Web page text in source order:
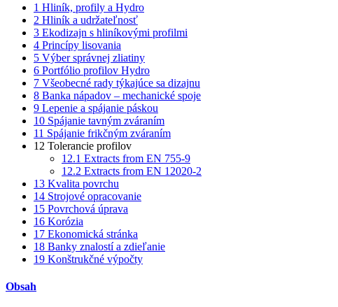
1 Hliník, profily a Hydro
2 Hliník a udržateľnosť
3 Ekodizajn s hliníkovými profilmi
4 Princípy lisovania
5 Výber správnej zliatiny
6 Portfólio profilov Hydro
7 Všeobecné rady týkajúce sa dizajnu
8 Banka nápadov – mechanické spoje
9 Lepenie a spájanie páskou
10 Spájanie tavným zváraním
11 Spájanie frikčným zváraním
12 Tolerancie profilov
12.1 Extracts from EN 755-9
12.2 Extracts from EN 12020-2
13 Kvalita povrchu
14 Strojové opracovanie
15 Povrchová úprava
16 Korózia
17 Ekonomická stránka
18 Banky znalostí a zdieľanie
19 Konštrukčné výpočty
Obsah